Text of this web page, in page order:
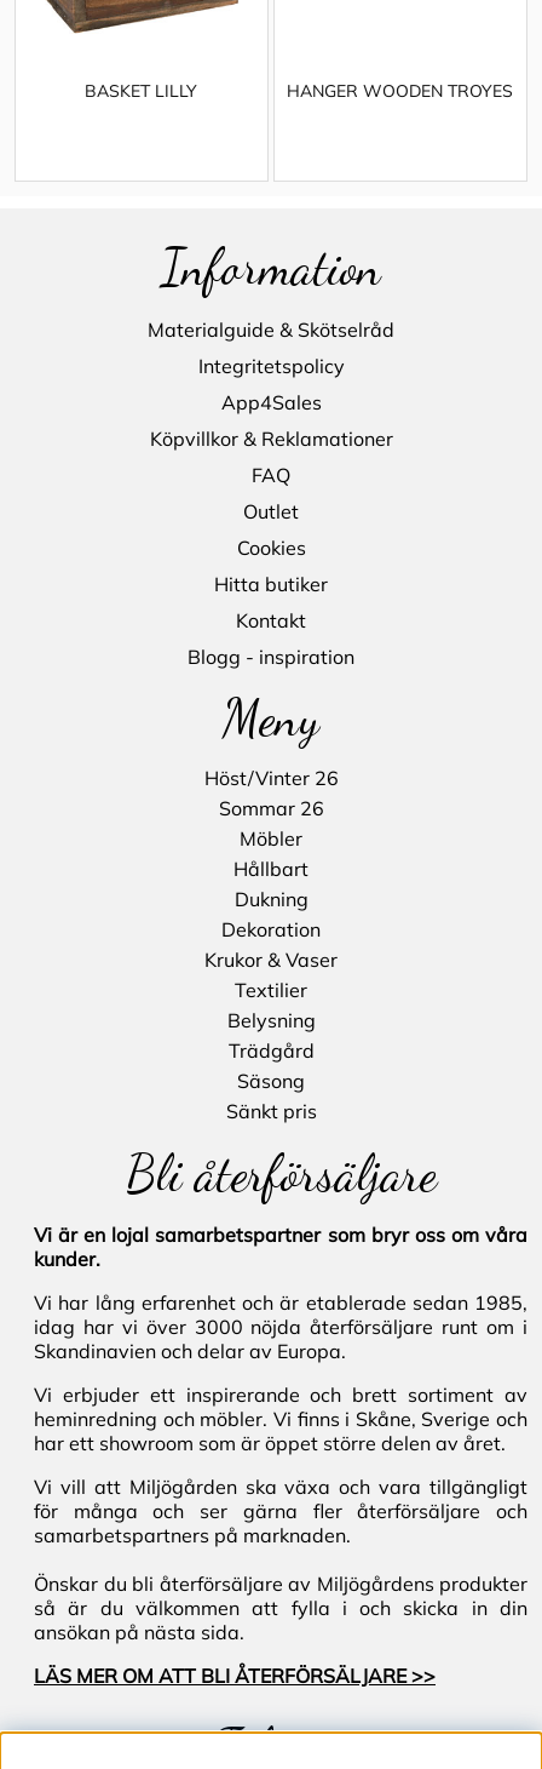
BASKET LILLY HANGER WOODEN TROYES
Information
Materialguide & Skötselråd
Integritetspolicy
App4Sales
Köpvillkor & Reklamationer
FAQ
Outlet
Cookies
Hitta butiker
Kontakt
Blogg - inspiration
Meny
Höst/Vinter 26
Sommar 26
Möbler
Hållbart
Dukning
Dekoration
Krukor & Vaser
Textilier
Belysning
Trädgård
Säsong
Sänkt pris
Bli återförsäljare
Vi är en lojal samarbetspartner som bryr oss om våra
kunder.
Vi har lång erfarenhet och är etablerade sedan 1985,
idag har vi över 3000 nöjda återförsäljare runt om i
Skandinavien och delar av Europa.
Vi erbjuder ett inspirerande och brett sortiment av
heminredning och möbler. Vi finns i Skåne, Sverige och
har ett showroom som är öppet större delen av året.
Vi vill att Miljögården ska växa och vara tillgängligt
för många och ser gärna fler återförsäljare och
samarbetspartners på marknaden.
Önskar du bli återförsäljare av Miljögårdens produkter
så är du välkommen att fylla i och skicka in din
ansökan på nästa sida.
LÄS MER OM ATT BLI ÅTERFÖRSÄLJARE >>
Följ oss